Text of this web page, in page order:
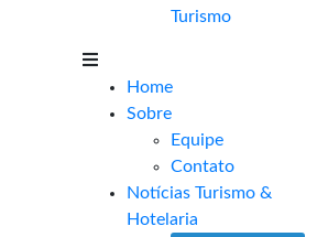
Turismo
Home
Sobre
Equipe
Contato
Notícias Turismo &
Hotelaria